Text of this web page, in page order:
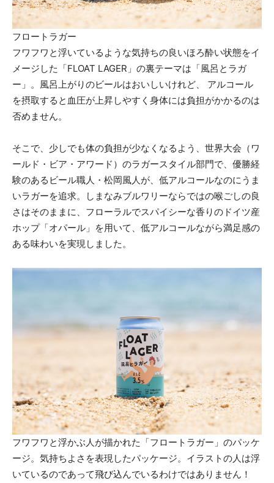
フロートラガー
フワフワと浮いているような気持ちの良いほろ酔い状態をイ
メージした「FLOAT LAGER」の裏テーマは「風呂とラガ
ー」。風呂上がりのビールはおいしいけれど、 アルコール
を摂取すると血圧が上昇しやすく身体には負担がかかるのは
否めません。
そこで、少しでも体の負担が少なくなるよう、世界大会（ワ
ールド・ビア・アワード）のラガースタイル部門で、優勝経
験のあるビール職人・松岡風人が、低アルコールなのにうま
いラガーを追求。しまなみブルワリーならではの喉ごしの良
さはそのままに、フローラルでスパイシーな香りのドイツ産
ホップ「オパール」を用いて、低アルコールながら満足感の
ある味わいを実現しました。
フワフワと浮かぶ人が描かれた「フロートラガー」のパッケ
ージ。気持ちよさを表現したパッケージ。イラストの人は浮
いているのであって飛び込んでいるわけではありません！